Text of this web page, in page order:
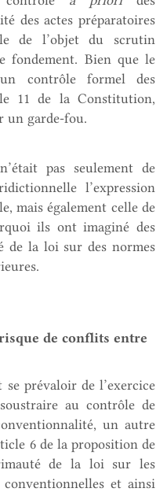
des actes préparatoires
de l’objet du scrutin
fondement. Bien que le
contrôle formel des
11 de la Constitution,
un garde-fou.
pas seulement de
l’expression
mais également celle de
ils ont imaginé des
de la loi sur des normes
de conflits entre
prévaloir de l’exercice
au contrôle de
un autre
6 de la proposition de
de la loi sur les
et ainsi